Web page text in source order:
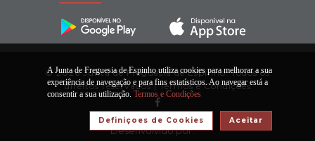
© 2026 Junta de Freguesia de Espinho. Todos os
direitos reservados |Termos e Condições
Desenvolvido por:
A Junta de Freguesia de Espinho utiliza cookies para melhorar a sua
experiência de navegação e para fins estatísticos. Ao navegar está a
consentir a sua utilização. Termos e Condições
Aceitar
Definiçoes de Cookies